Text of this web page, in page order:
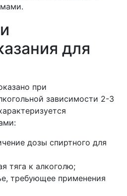
для
при
зависимости 2-3
дозы спиртного для
тяга к алкоголю;
требующее применения